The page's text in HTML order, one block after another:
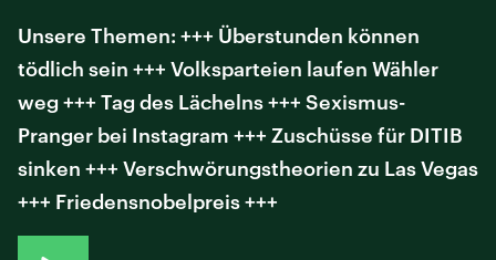
Unsere Themen: +++ Überstunden können
tödlich sein +++ Volksparteien laufen Wähler
weg +++ Tag des Lächelns +++ Sexismus-
Pranger bei Instagram +++ Zuschüsse für DITIB
sinken +++ Verschwörungstheorien zu Las Vegas
+++ Friedensnobelpreis +++